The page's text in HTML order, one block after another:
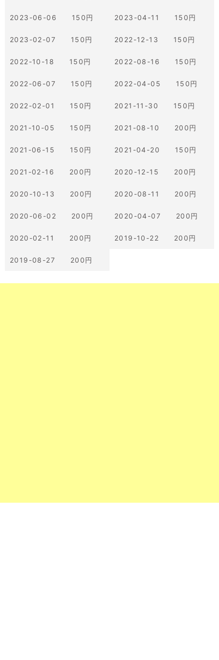
2023-06-06 150円 2023-04-11 150円
2023-02-07 150円 2022-12-13 150円
2022-10-18 150円 2022-08-16 150円
2022-06-07 150円 2022-04-05 150円
2022-02-01 150円 2021-11-30 150円
2021-10-05 150円 2021-08-10 200円
2021-06-15 150円 2021-04-20 150円
2021-02-16 200円 2020-12-15 200円
2020-10-13 200円 2020-08-11 200円
2020-06-02 200円 2020-04-07 200円
2020-02-11 200円 2019-10-22 200円
2019-08-27 200円